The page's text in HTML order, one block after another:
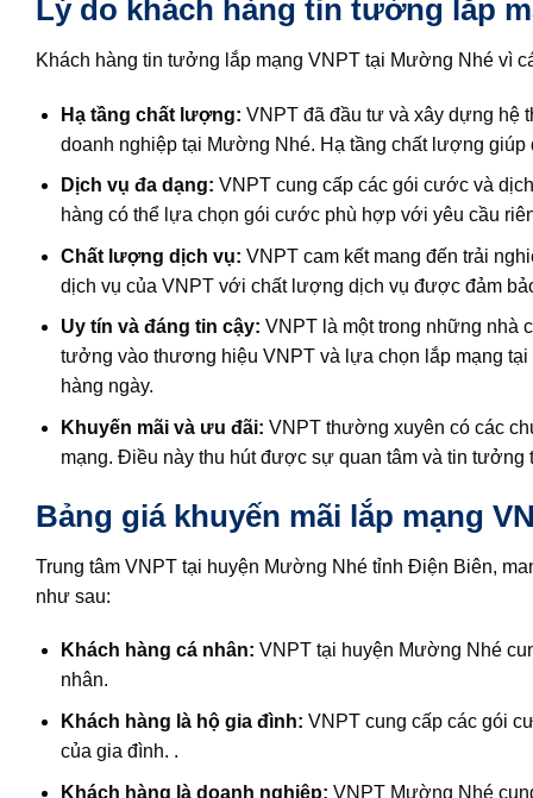
Lý do khách hàng tin tưởng lắp
Khách hàng tin tưởng lắp mạng VNPT tại Mường Nhé vì
Hạ tầng chất lượng: VNPT đã đầu tư và xây dựng hệ
doanh nghiệp tại Mường Nhé. Hạ tầng chất lượng
Dịch vụ đa dạng: VNPT cung cấp các gói cước và
hàng có thể lựa chọn gói cước phù hợp với yêu cầu
Chất lượng dịch vụ: VNPT cam kết mang đến trải
dịch vụ của VNPT với chất lượng dịch vụ được đảm
Uy tín và đáng tin cậy: VNPT là một trong những nhà
tưởng vào thương hiệu VNPT và lựa chọn lắp mạng
hàng ngày.
Khuyến mãi và ưu đãi: VNPT thường xuyên có các
mạng. Điều này thu hút được sự quan tâm và tin
Bảng giá khuyến mãi lắp mạng
Trung tâm VNPT tại huyện Mường Nhé tỉnh Điện Biên,
như sau:
Khách hàng cá nhân: VNPT tại huyện Mường Nhé
nhân.
Khách hàng là hộ gia đình: VNPT cung cấp các gói
của gia đình. .
Khách hàng là doanh nghiệp: VNPT Mường Nhé